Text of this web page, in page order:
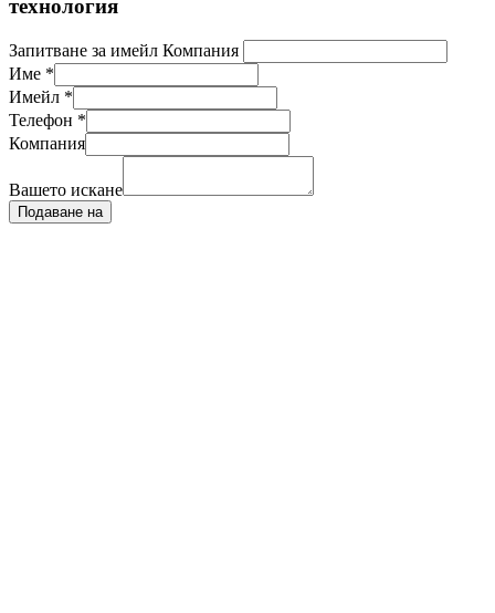
технология
Запитване за имейл Компания
Име *
Имейл *
Телефон *
Компания
Вашето искане
Подаване на